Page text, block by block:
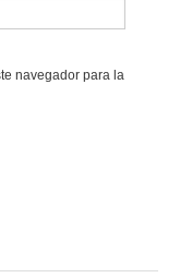
navegador para la